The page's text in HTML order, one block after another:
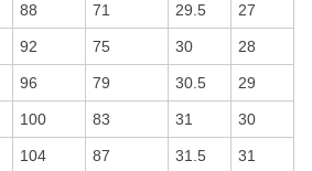
88 71 29.5 27
92 75 30 28
96 79 30.5 29
100 83 31 30
104 87 31.5 31